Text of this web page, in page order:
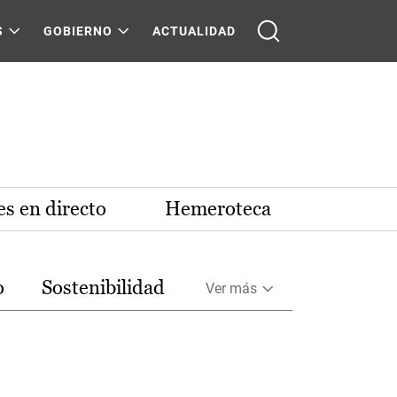
GOBIERNO ACTUALIDAD
en directo Hemeroteca
Sostenibilidad Ver más